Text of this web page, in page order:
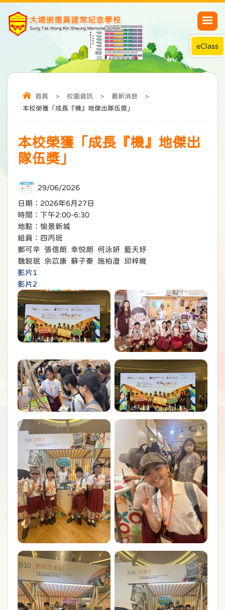
eClass
首頁 > 校園資訊 > 最新消息
>
本校榮獲「成長『機』地傑出隊伍獎」
本校榮獲「成長『機』地傑出
隊伍獎」
29/06/2026
日期：2026年6月27日
時間：下午2:00-6:30
地點：愉景新城
組員：四丙班
鄭可辛 張信朗 幸悦朗 何泳妍 藍天妤
魏鋭珉 佘苡康 蘇子秦 施柏澄 邱梓維
影片1
影片2